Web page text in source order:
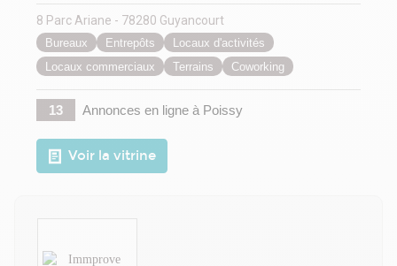
8 Parc Ariane - 78280 Guyancourt
Bureaux Entrepôts
Locaux d'activités
Locaux commerciaux
Terrains Coworking
13 Annonces en ligneà Poissy
Voir la vitrine